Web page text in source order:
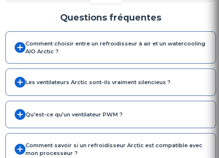
Questions fréquentes
Comment choisir entre un refroidisseur à air et un watercooling
AIO Arctic ?
Les ventilateurs Arctic sont-ils vraiment silencieux ?
Qu'est-ce qu'un ventilateur PWM ?
Comment savoir si un refroidisseur Arctic est compatible avec
mon processeur ?